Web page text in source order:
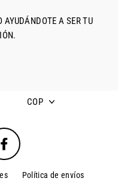
AYUDÁNDOTE A SER TU
COP
Facebook
Política de envíos